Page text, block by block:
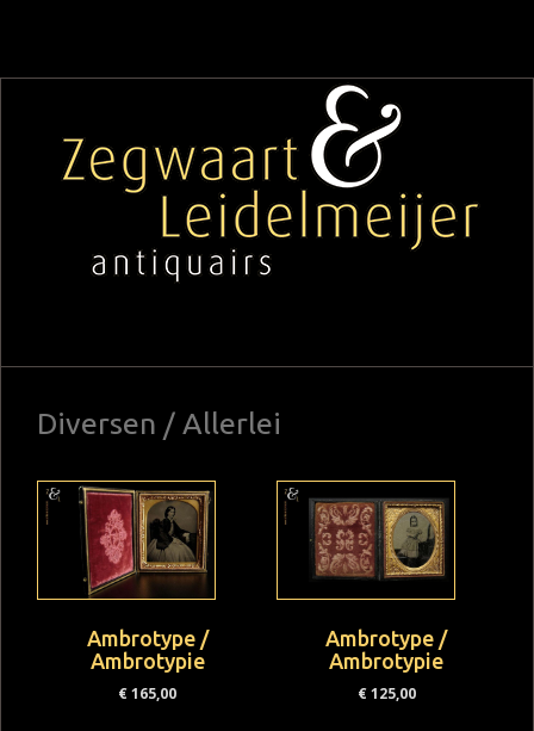
Diversen / Allerlei
Ambrotype /
Ambrotypie
€165,00
Ambrotype /
Ambrotypie
€125,00